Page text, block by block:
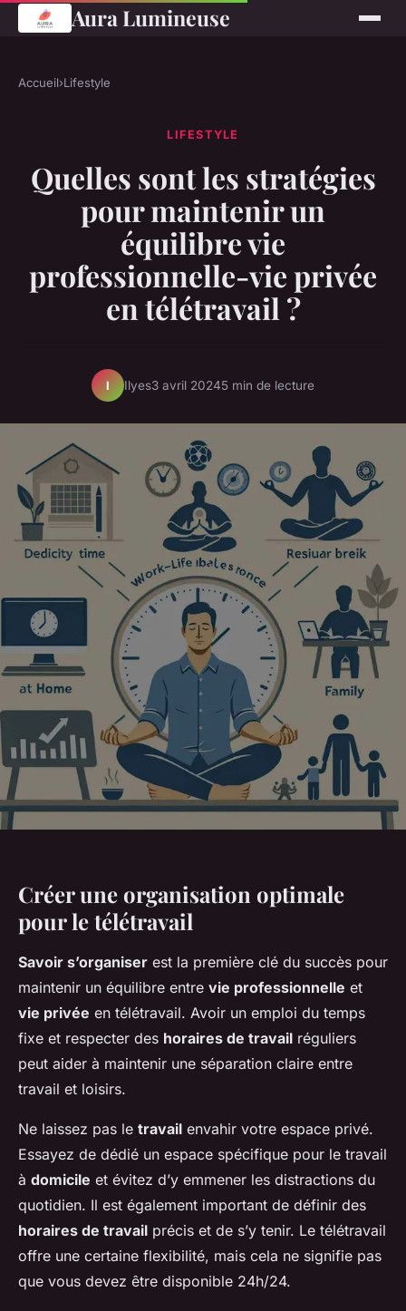
Aura Lumineuse
Accueil›Lifestyle
LIFESTYLE
Quelles sont les stratégies
pour maintenir un
équilibre vie
professionnelle-vie privée
en télétravail ?
I Ilyes3 avril 20245 min de lecture
Créer une organisation optimale
pour le télétravail
Savoir s’organiser est la première clé du succès pour
maintenir un équilibre entre vie professionnelle et
vie privée en télétravail. Avoir un emploi du temps
fixe et respecter des horaires de travail réguliers
peut aider à maintenir une séparation claire entre
travail et loisirs.
Ne laissez pas le travail envahir votre espace privé.
Essayez de dédié un espace spécifique pour le travail
à domicile et évitez d’y emmener les distractions du
quotidien. Il est également important de définir des
horaires de travail précis et de s’y tenir. Le télétravail
offre une certaine flexibilité, mais cela ne signifie pas
que vous devez être disponible 24h/24.